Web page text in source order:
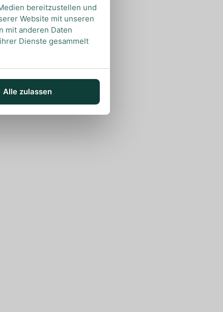
bereitzustellen und
Website mit unseren
mit anderen Daten
Dienste gesammelt
Alle zulassen